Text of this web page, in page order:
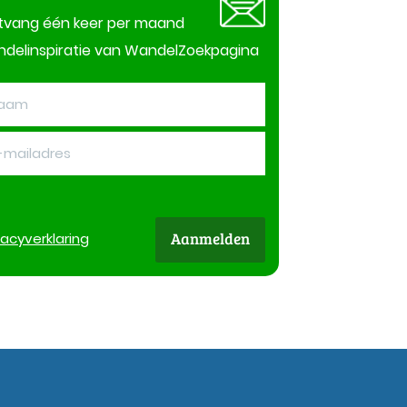
één keer per maand
van WandelZoekpagina
verklaring Aanmelden